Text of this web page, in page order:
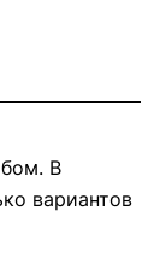
В
вариантов